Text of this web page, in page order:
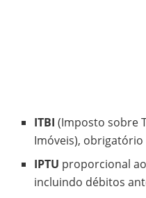
ITBI (Imposto sobre
Imóveis),
IPTU proporcional
incluindo débitos